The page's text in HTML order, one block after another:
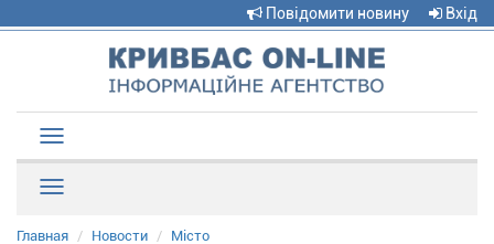
Повідомити новину Вхід
navigation
Главная Новости
Місто